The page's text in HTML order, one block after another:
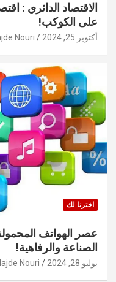
الاقتصاد الدائري :
على الكوكب!
أكتوبر 25, 2024 Nouri
اخترنا لك
عصر الهواتف
الصناعة والرفاهية!
يوليو 28, 2024 Nouri